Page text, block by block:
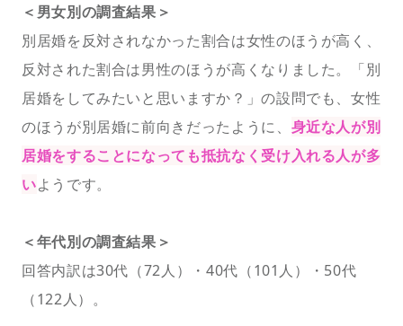
＜男女別の調査結果＞
別居婚を反対されなかった割合は女性のほうが高く、
反対された割合は男性のほうが高くなりました。「別
居婚をしてみたいと思いますか？」の設問でも、女性
のほうが別居婚に前向きだったように、 身近な人が別
居婚をすることになっても抵抗なく受け入れる人が多
いようです。
＜年代別の調査結果＞
回答内訳は30代（72人）・40代（101人）・50代
（122人）。